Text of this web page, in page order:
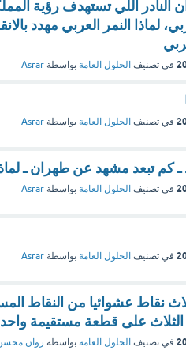
النادر اللي تستهدف رؤية
لماذا النمر العربي مهدد
في تصنيف الحلول العامة بواسطة Asrar
في تصنيف الحلول العامة بواسطة Asrar
ـ كم تبعد مشهد عن طهران ـ
في تصنيف الحلول العامة بواسطة Asrar
في تصنيف الحلول العامة بواسطة Asrar
ثلاث نقاط عشوائيا من النقاط
الثلاث على قطعة مستقيمة
في تصنيف الحلول العامة بواسطة روان